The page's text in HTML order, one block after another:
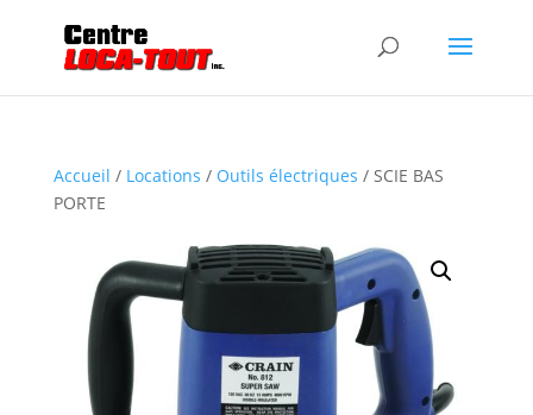
Accueil / Locations / Outils électriques / SCIE BAS
PORTE